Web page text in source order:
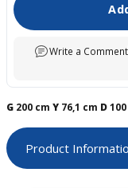
Write a Comment
G 200 cm Y 76,1 cm D
Product